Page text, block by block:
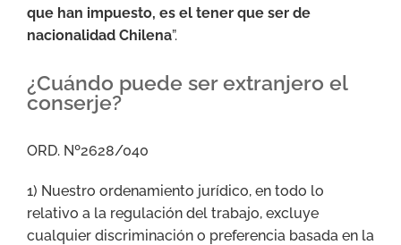
que han impuesto, es el tener que ser de
nacionalidad Chilena”.
¿Cuándo puede ser extranjero el
conserje?
ORD. Nº2628/040
1) Nuestro ordenamiento jurídico, en todo lo
relativo a la regulación del trabajo, excluye
cualquier discriminación o preferencia basada en la